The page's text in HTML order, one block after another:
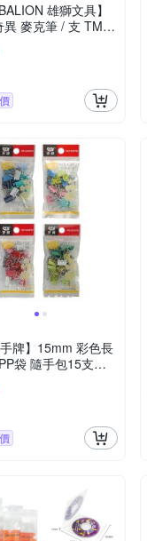
雄獅文具】
異 麥克筆 / 支 TM-0
手牌】15mm 彩色長
袋 隨手包15支入
機 / 袋 0247D